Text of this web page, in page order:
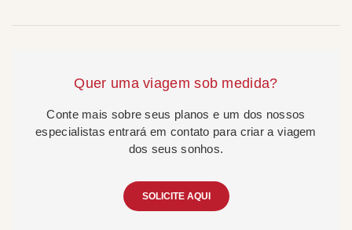
Quer uma viagem sob medida?
Conte mais sobre seus planos e um dos nossos
especialistas entrará em contato para criar a viagem
dos seus sonhos.
SOLICITE AQUI